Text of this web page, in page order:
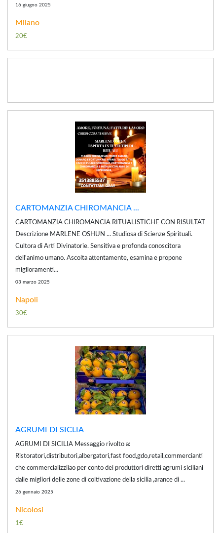
16 giugno 2025
Milano
20€
CARTOMANZIA CHIROMANCIA ...
CARTOMANZIA CHIROMANCIA RITUALISTICHE CON RISULTAT
Descrizione MARLENE OSHUN ... Studiosa di Scienze Spirituali.
Cultora di Arti Divinatorie. Sensitiva e profonda conoscitora
dell'animo umano. Ascolta attentamente, esamina e propone
miglioramenti...
03 marzo 2025
Napoli
30€
AGRUMI DI SICLIA
AGRUMI DI SICILIA Messaggio rivolto a:
Ristoratori,distributori,albergatori,fast food,gdo,retail,commercianti
che commercializziiao per conto dei produttori diretti agrumi siciliani
dalle migliori delle zone di coltivazione della sicilia ,arance di ...
26 gennaio 2025
Nicolosi
1€